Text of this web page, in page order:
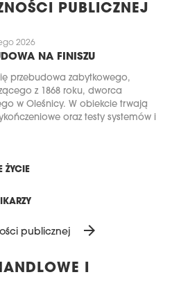
PUBLICZNEJ
2026
NA FINISZU
przebudowa zabytkowego,
z 1868 roku, dworca
w Oleśnicy. W obiekcie trwają
oraz testy systemów i
ŻYCIE
publicznej arrow_forward
I